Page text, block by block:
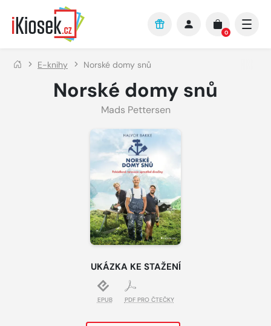
Přejít na hlavní obsah
0
E-knihy Norské domy snů
Norské domy snů
Mads Pettersen
UKÁZKA KE STAŽENÍ
EPUB PDF PRO ČTEČKY